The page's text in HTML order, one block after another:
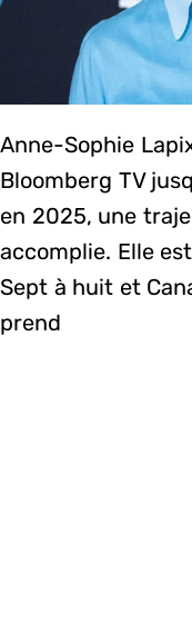
Anne-Sophie
Bloomberg TV
en 2025, une
accomplie. Elle
Sept à huit et
prend